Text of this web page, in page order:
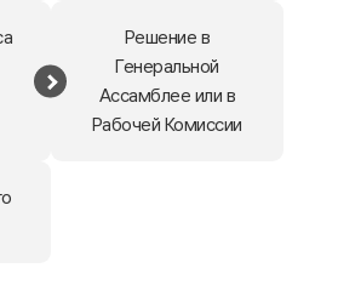
Решение в
Генеральной
Ассамблее или в
Рабочей Комиссии